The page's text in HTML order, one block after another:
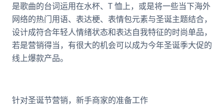
是歌曲的台词运用在水杯、T 恤上，或是将一些当下海外
网络的热门用语、表达梗、表情包元素与圣诞主题结合，
设计成符合年轻人情绪状态和表达自我特征的时尚单品，
若是营销得当，有很大的机会可以成为今年圣诞季大促的
线上爆款产品。
针对圣诞节营销，新手商家的准备工作